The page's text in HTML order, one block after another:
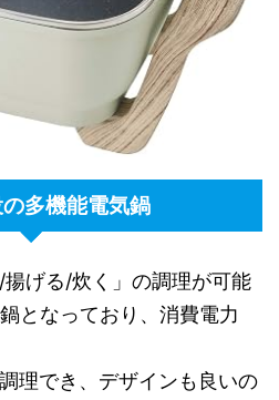
多機能電気鍋
げる/炊く」の調理が可能
となっており、消費電力
理でき、デザインも良いの